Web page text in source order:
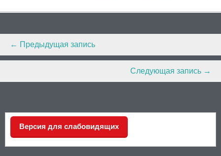
Post
navigation
← Предыдущая запись
Следующая запись →
Версия для слабовидящих